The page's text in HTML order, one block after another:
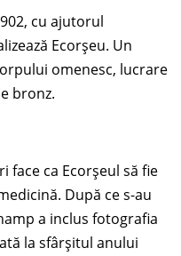
cu ajutorul
Ecorșeu. Un
omenesc, lucrare
bronz.
face ca Ecorșeul să fie
După ce s-au
a inclus fotografia
la sfârșitul anului